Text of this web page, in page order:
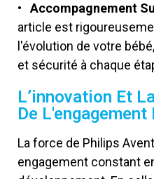
• Accompagnement
article est
l'évolution de votre
et sécurité à chaque
L’innovation Et
De
La force de Philips
engagement constant